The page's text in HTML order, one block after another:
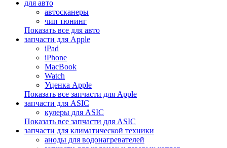
для авто
автосканеры
чип тюнинг
Показать все для авто
запчасти для Apple
iPad
iPhone
MacBook
Watch
Уценка Apple
Показать все запчасти для Apple
запчасти для ASIC
кулеры для ASIC
Показать все запчасти для ASIC
запчасти для климатической техники
аноды для водонагревателей